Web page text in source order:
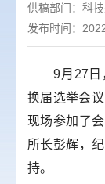
供稿部门： 科
发布时间：
9月27日
换届选举会
现场参加了
所长彭辉，
持。